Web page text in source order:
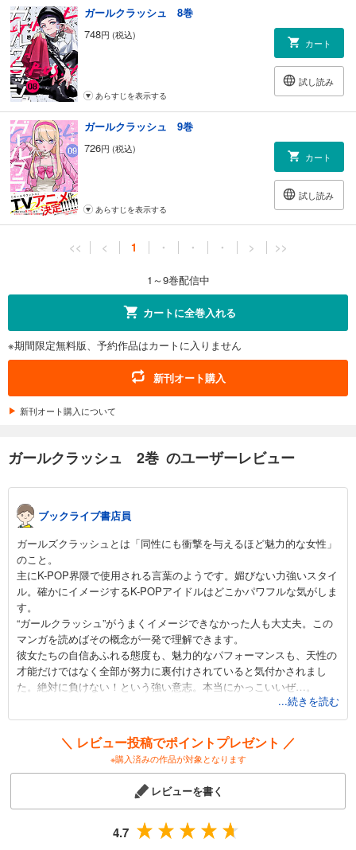
ガールクラッシュ 8巻
748円 (税込)
カート
試し読み
あらすじを表示する
ガールクラッシュ 9巻
726円 (税込)
カート
試し読み
あらすじを表示する
<< < 1 ・ ・ ・ > >>
1～9巻配信中
カートに全巻入れる
※期間限定無料版、予約作品はカートに入りません
新刊オート購入
新刊オート購入について
ガールクラッシュ 2巻 のユーザーレビュー
ブックライブ書店員
ガールズクラッシュとは「同性にも衝撃を与えるほど魅力的な女性」
のこと。
主にK-POP界隈で使用される言葉のようです。媚びない力強いスタイ
ル。確かにイメージするK-POPアイドルはどこかパワフルな気がしま
す。
“ガールクラッシュ”がうまくイメージできなかった人も大丈夫。この
マンガを読めばその概念が一発で理解できます。
彼女たちの自信あふれる態度も、魅力的なパフォーマンスも、天性の
才能だけではなく全部が努力に裏付けされていると気付かされまし
た。絶対に負けない！という強い意志。本当にかっこいいぜ…。
このマンガのすごいところは、パフォーマンスを描く表現力だと思い
ます。
歌が好き、ダンスが好き、魅了してやる！という意思まで伝わってく
るようです。
もちろん、登場するみんな平均以上にはダンスがうまいです。マンガ
ではダンスも振付の一瞬を切り取るので、それが伝わるだけでも十分
スゴイ！そのうえで、誰のダンスが魅力的か、その実力の差まで理解
できるのヤバすぎませんか？？どういう仕組み！？
アイドルものとして、間違いなく推せるマンガです。是非お手に取っ
...続きを読む
＼ レビュー投稿でポイントプレゼント ／
※購入済みの作品が対象となります
レビューを書く
4.7